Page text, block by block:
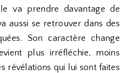
va prendre davantage de
aussi se retrouver dans des
Son caractère change
plus irréfléchie, moins
révélations qui lui sont faites